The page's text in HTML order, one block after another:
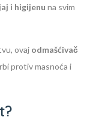
i higijenu na svim
ovaj odmašćivač
protiv masnoća i